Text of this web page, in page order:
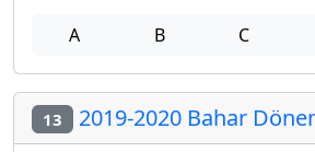
A B C
13 2019-2020 Bahar